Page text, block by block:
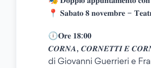
📍 𝐒𝐚𝐛𝐚𝐭𝐨 𝟖 𝐧𝐨𝐯𝐞𝐦𝐛𝐫𝐞 –
🕕𝐎𝐫𝐞 𝟏𝟖:𝟎𝟎
𝑪𝑶𝑹𝑵𝑨, 𝑪𝑶𝑹𝑵𝑬𝑻𝑻𝑰 𝑬
di Giovanni Guerrieri e